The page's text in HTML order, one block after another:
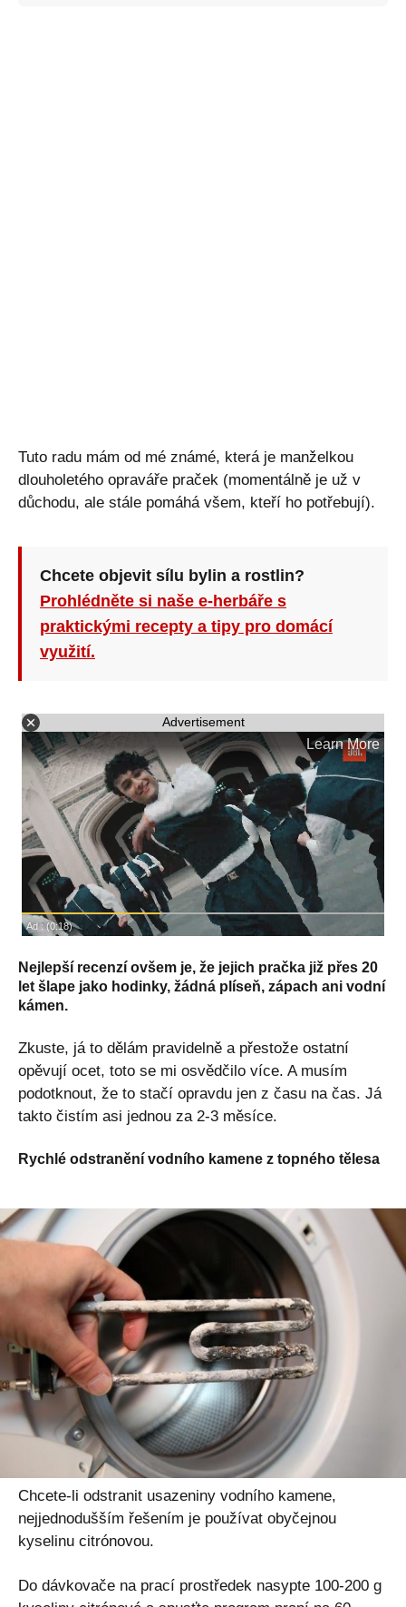
Tuto radu mám od mé známé, která je manželkou
dlouholetého opraváře praček (momentálně je už v
důchodu, ale stále pomáhá všem, kteří ho potřebují).
Chcete objevit sílu bylin a rostlin?
Prohlédněte si naše e-herbáře s
praktickými recepty a tipy pro domácí
využití.
Advertisement
Nejlepší recenzí ovšem je, že jejich pračka již přes 20
let šlape jako hodinky, žádná plíseň, zápach ani vodní
kámen.
Zkuste, já to dělám pravidelně a přestože ostatní
opěvují ocet, toto se mi osvědčilo více. A musím
podotknout, že to stačí opravdu jen z času na čas. Já
takto čistím asi jednou za 2-3 měsíce.
Rychlé odstranění vodního kamene z topného tělesa
Chcete-li odstranit usazeniny vodního kamene,
nejjednodušším řešením je používat obyčejnou
kyselinu citrónovou.
Do dávkovače na prací prostředek nasypte 100-200 g